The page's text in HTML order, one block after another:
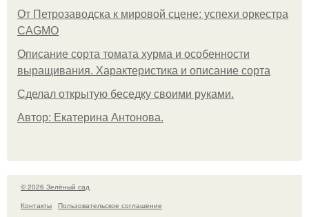
От Петрозаводска к мировой сцене: успехи оркестра
CAGMO
Описание сорта томата хурма и особенности
выращивания. Характеристика и описание сорта
Сделал открытую беседку своими руками.
Автор: Екатерина Антонова.
© 2026 Зелёный сад
Контакты
Пользовательское соглашение